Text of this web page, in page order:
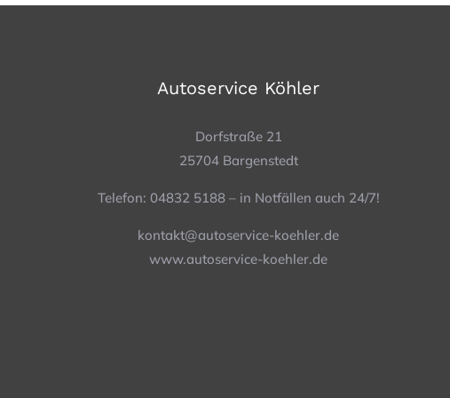
Autoservice Köhler
Dorfstraße 21
25704 Bargenstedt
Telefon: 04832 5188 – in Notfällen auch 24/7!
kontakt@autoservice-koehler.de
www.autoservice-koehler.de